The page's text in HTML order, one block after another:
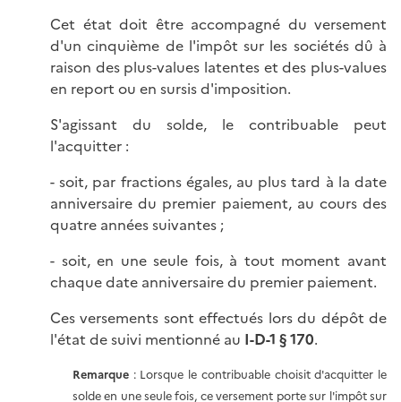
Cet état doit être accompagné du versement
d'un cinquième de l'impôt sur les sociétés dû à
raison des plus-values latentes et des plus-values
en report ou en sursis d'imposition.
S'agissant du solde, le contribuable peut
l'acquitter :
- soit, par fractions égales, au plus tard à la date
anniversaire du premier paiement, au cours des
quatre années suivantes ;
- soit, en une seule fois, à tout moment avant
chaque date anniversaire du premier paiement.
Ces versements sont effectués lors du dépôt de
l'état de suivi mentionné au I-D-1 § 170.
Remarque: Lorsque le contribuable choisit d'acquitter le
solde en une seule fois, ce versement porte sur l'impôt sur